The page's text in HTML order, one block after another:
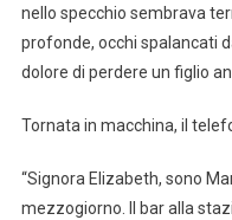
nello specchio sembrava
profonde, occhi spalancati
dolore di perdere un figlio
Tornata in macchina, il
“Signora Elizabeth, sono
mezzogiorno. Il bar alla